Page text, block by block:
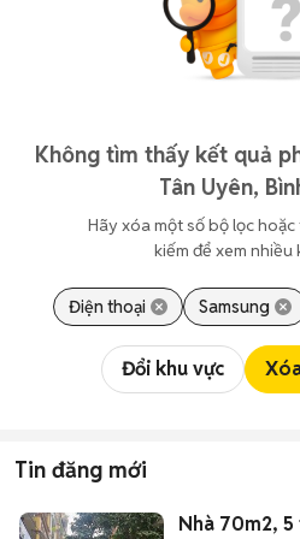
Không tìm thấy kết quả
Tân Uyên,
Hãy xóa một số bộ lọc
kiếm để xem nhiều
Điện thoại Samsung
Đổi khu vực
Tin đăng mới
Nhà 70m2,